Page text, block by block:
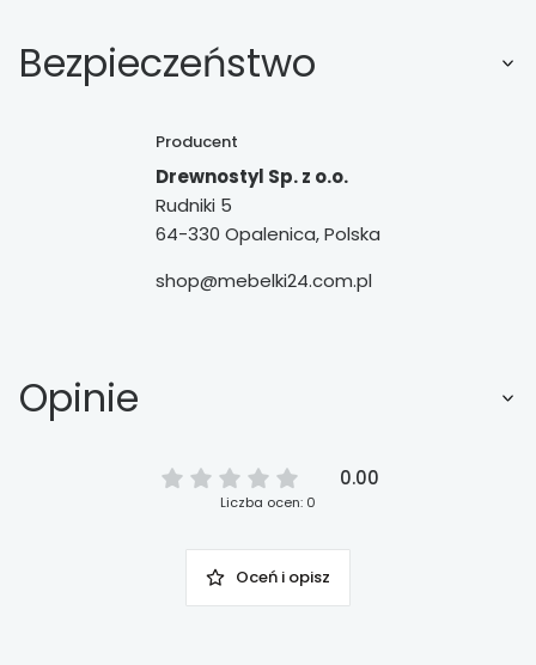
Bezpieczeństwo
Producent
Drewnostyl Sp. z o.o.
Rudniki 5
64-330 Opalenica, Polska
shop@mebelki24.com.pl
Opinie
0.00
Liczba ocen: 0
Oceń i opisz